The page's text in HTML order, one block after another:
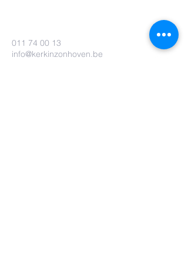
011 74 00 13
info@kerkinzonhoven.be